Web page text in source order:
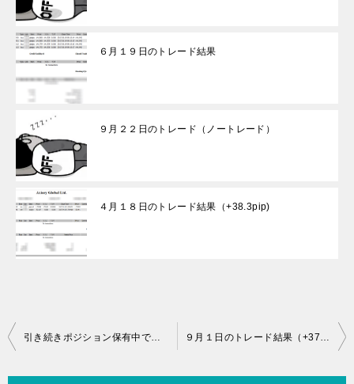
６月１９日のトレード結果
９月２２日のトレード（ノートレード）
４月１８日のトレード結果（+38.3pip)
投